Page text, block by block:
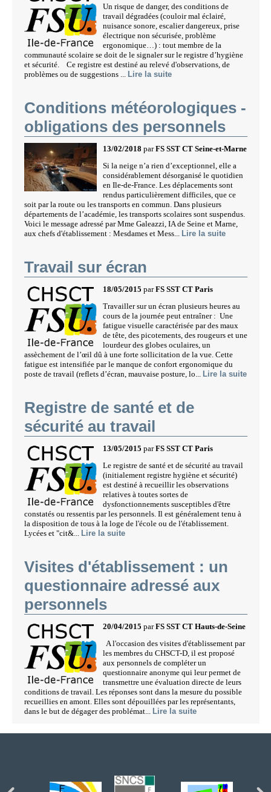
Un risque de danger, des conditions de
travail dégradées (couloir mal éclairé,
nuisance sonore, escalier dangereux, prise
électrique non sécurisée, problème
ergonomique…) : tout membre de la
communauté scolaire se doit de le signaler sur le registre d’hygiène
et sécurité. Ce registre est destiné au relevé d'observations, de
problèmes ou de suggestions ...
Lire la suite
Conditions météorologiques -
obligations des personnels
13/02/2018 parFS SST CT Seine-et-Marne
Si la neige n’a rien d’exceptionnel, elle a
considérablement désorganisé le quotidien
en Ile-de-France. Les déplacements sont
rendus particulièrement difficiles, que ce
soit par la route ou les transports en commun. Dans plusieurs
départements de l’académie, les transports scolaires sont suspendus.
Voici le message adressé par Mme Galeazzi, IA de Seine et Marne,
aux chefs d'établissement : Mesdames et Mess...
Lire la suite
Travail sur écran
18/05/2015 parFS SST CT Paris
Travailler sur un écran plusieurs heures au
cours de la journée peut entraîner : Une
fatigue visuelle caractérisée par des maux
de tête, des picotements, des rougeurs et une
lourdeur des globes oculaires, un
assèchement de l’œil dû à une forte sollicitation de la vue. Cette
fatigue est intensifiée par le manque de confort ergonomique du
poste de travail (reflets d’écran, mauvaise posture, lo...
Lire la suite
Registre de santé et de
sécurité au travail
13/05/2015 parFS SST CT Paris
Le registre de santé et de sécurité au travail
(initialement registre hygiène et sécurité)
est destiné à recueillir les observations
relatives à toutes sortes de
dysfonctionnements susceptibles d'être
constatés ou ressentis par les personnels. Il est généralement tenu à
la disposition de tous à la loge de l'école ou de l'établissement.
Lycées et "cit&...
Lire la suite
Visites d'établissement : un
questionnaire adressé aux
personnels
20/04/2015 parFS SST CT Hauts-de-Seine
A l'occasion des visites d'établissement par
les membres du CHSCT-D, il est proposé
aux personnels de compléter un
questionnaire anonyme qui leur permet de
transmettre une évaluation directe de leurs
conditions de travail. Les réponses sont dans la mesure du possible
recueillies en amont. Elles sont dépouillées par les représentants,
dans le but de dégager des problémat...
Lire la suite